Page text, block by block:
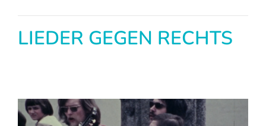
LIEDER GEGEN RECHTS